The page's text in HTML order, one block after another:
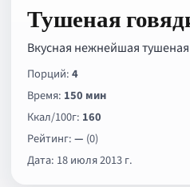
Тушеная
Вкусная нежнейшая
Порций:4
Время: 150 мин
Ккал/100г: 160
Рейтинг:— (0)
Дата: 18 июля 2013 г.